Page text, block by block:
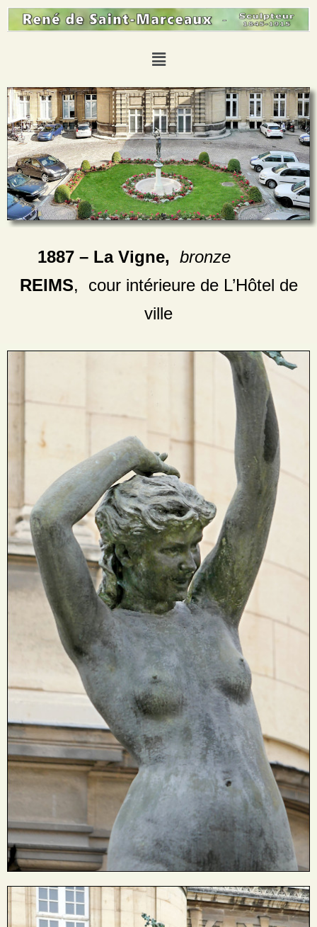
1887 – La Vigne, bronze
REIMS, cour intérieure de L’Hôtel de
ville